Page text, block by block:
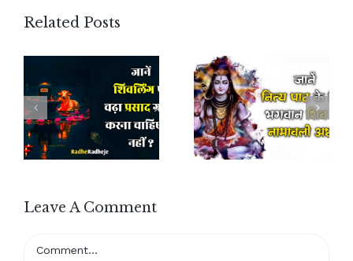
Related Posts
Leave A Comment